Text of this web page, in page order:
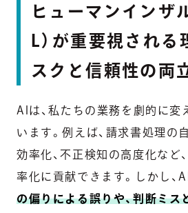
ヒューマンインザ
L）が重要視される
スクと信頼性の両
AIは、私たちの業務を劇的に変
います。例えば、請求書処理の
効率化、不正検知の高度化など
率化に貢献できます。しかし、
の偏りによる誤りや、判断ミス